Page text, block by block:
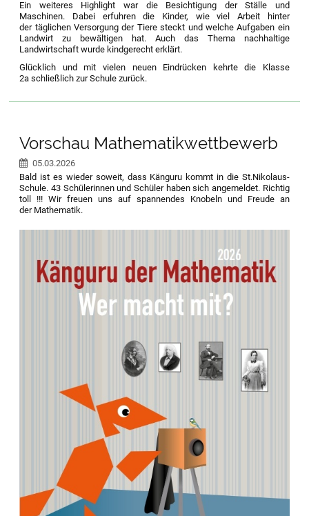
Ein weiteres Highlight war die Besichtigung der Ställe und
Maschinen. Dabei erfuhren die Kinder, wie viel Arbeit hinter
der täglichen Versorgung der Tiere steckt und welche Aufgaben ein
Landwirt zu bewältigen hat. Auch das Thema nachhaltige
Landwirtschaft wurde kindgerecht erklärt.
Glücklich und mit vielen neuen Eindrücken kehrte die Klasse
2a schließlich zur Schule zurück.
Vorschau Mathematikwettbewerb
05.03.2026
Bald ist es wieder soweit, dass Känguru kommt in die St.Nikolaus-
Schule. 43 Schülerinnen und Schüler haben sich angemeldet. Richtig
toll !!! Wir freuen uns auf spannendes Knobeln und Freude an
der Mathematik.